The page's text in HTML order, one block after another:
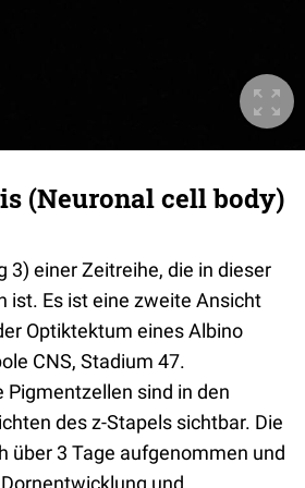
(Neuronal cell body)
3) einer Zeitreihe, die in dieser
ist. Es ist eine zweite Ansicht
Optiktektum eines Albino
CNS, Stadium 47.
sind in den
des z-Stapels sichtbar. Die
über 3 Tage aufgenommen und
und